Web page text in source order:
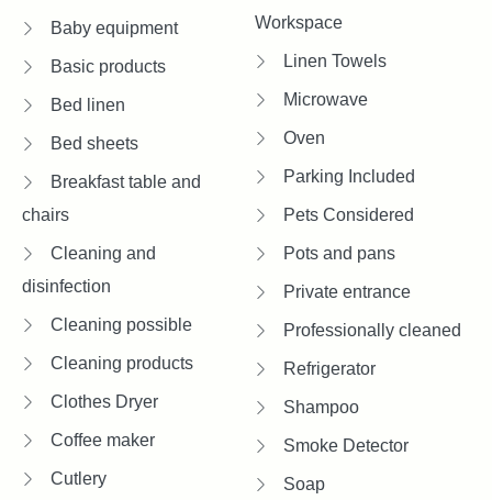
Baby equipment
Basic products
Bed linen
Bed sheets
Breakfast table and
chairs
Cleaning and
disinfection
Cleaning possible
Cleaning products
Clothes Dryer
Coffee maker
Cutlery
Workspace
Linen Towels
Microwave
Oven
Parking Included
Pets Considered
Pots and pans
Private entrance
Professionally cleaned
Refrigerator
Shampoo
Smoke Detector
Soap